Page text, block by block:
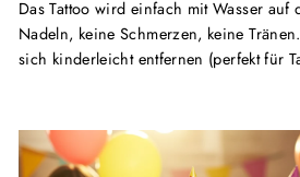
Das Tattoo wird einfach mit Wasser auf
Nadeln, keine Schmerzen, keine
sich kinderleicht entfernen (perfekt für